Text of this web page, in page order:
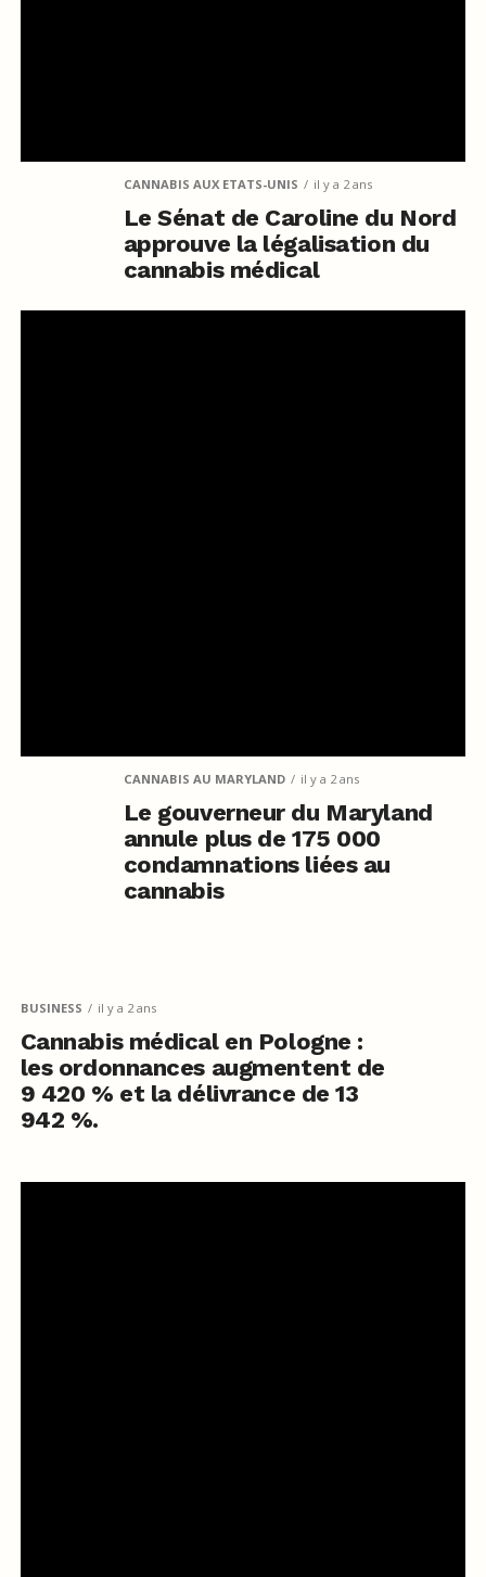
CANNABIS AUX ETATS-UNIS il y a 2 ans
Le Sénat de Caroline du Nord
approuve la légalisation du
cannabis médical
CANNABIS AU MARYLAND il y a 2 ans
Le gouverneur du Maryland
annule plus de 175 000
condamnations liées au
cannabis
BUSINESS il y a 2 ans
Cannabis médical en Pologne :
les ordonnances augmentent de
9 420 % et la délivrance de 13
942 %.